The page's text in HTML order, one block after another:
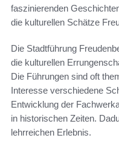
faszinierenden
die kulturellen Schätze
Die Stadtführung
die kulturellen
Die Führungen sind oft
Interesse verschiedene
Entwicklung der
in historischen Zeiten.
lehrreichen Erlebnis.